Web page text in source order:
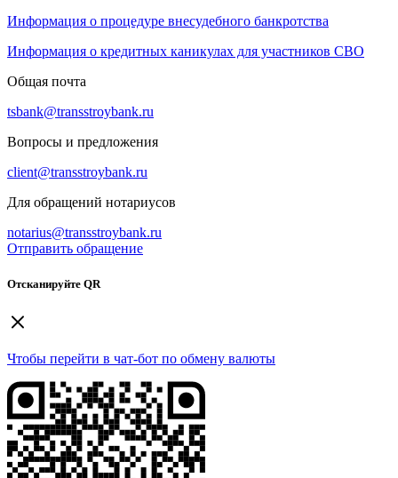
Информация о процедуре внесудебного банкротства
Информация о кредитных каникулах для участников СВО
Общая почта
tsbank@transstroybank.ru
Вопросы и предложения
client@transstroybank.ru
Для обращений нотариусов
notarius@transstroybank.ru
Отправить обращение
Отсканируйте QR
Чтобы перейти в чат-бот по обмену валюты